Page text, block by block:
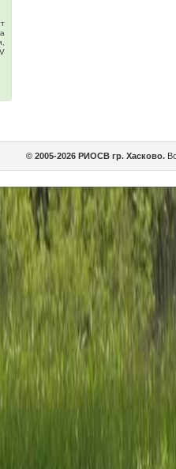
© 2005-2026 РИОСВ гр. Хасково.